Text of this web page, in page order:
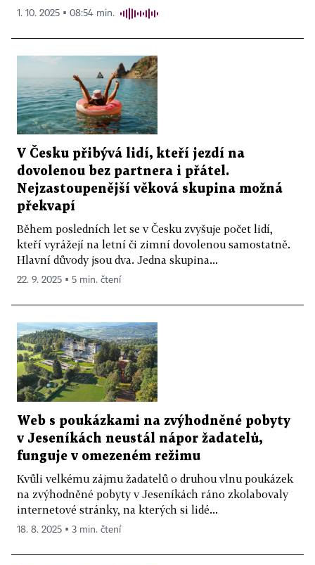
1. 10. 2025 ▪ 08:54 min.
V Česku přibývá lidí, kteří jezdí na
dovolenou bez partnera i přátel.
Nejzastoupenější věková skupina možná
překvapí
Během posledních let se v Česku zvyšuje počet lidí,
kteří vyrážejí na letní či zimní dovolenou samostatně.
Hlavní důvody jsou dva. Jedna skupina...
22. 9. 2025 ▪ 5 min. čtení
Web s poukázkami na zvýhodněné pobyty
v Jeseníkách neustál nápor žadatelů,
funguje v omezeném režimu
Kvůli velkému zájmu žadatelů o druhou vlnu poukázek
na zvýhodněné pobyty v Jeseníkách ráno zkolabovaly
internetové stránky, na kterých si lidé...
18. 8. 2025 ▪ 3 min. čtení